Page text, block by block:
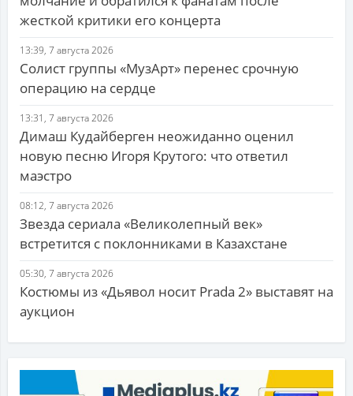
жесткой критики его концерта
13:39, 7 августа 2026
Солист группы «МузАрт» перенес срочную
операцию на сердце
13:31, 7 августа 2026
Димаш Кудайберген неожиданно оценил
новую песню Игоря Крутого: что ответил
маэстро
08:12, 7 августа 2026
Звезда сериала «Великолепный век»
встретится с поклонниками в Казахстане
05:30, 7 августа 2026
Костюмы из «Дьявол носит Prada 2» выставят на
аукцион